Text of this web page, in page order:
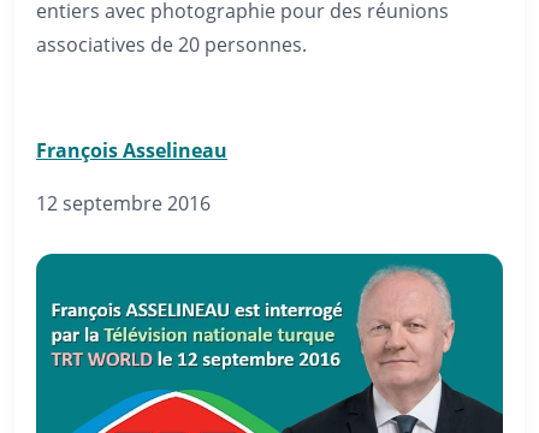
entiers avec photographie pour des réunions
associatives de 20 personnes.
François Asselineau
12 septembre 2016